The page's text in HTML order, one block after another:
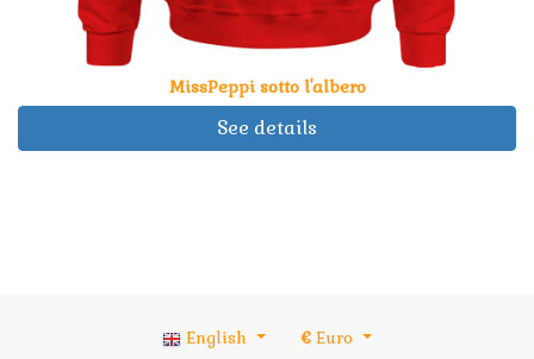
MissPeppi sotto l'albero
See details
English € Euro